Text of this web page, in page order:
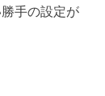
手の設定が